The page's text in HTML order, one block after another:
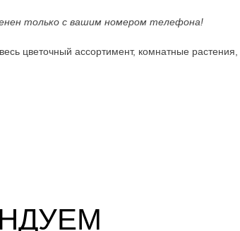
только с вашим номером телефона!
цветочный ассортимент, комнатные